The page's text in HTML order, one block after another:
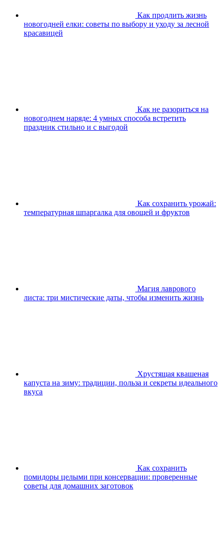
Как продлить жизнь
новогодней елки: советы по выбору и уходу за лесной
красавицей
Как не разориться на
новогоднем наряде: 4 умных способа встретить
праздник стильно и с выгодой
Как сохранить урожай:
температурная шпаргалка для овощей и фруктов
Магия лаврового
листа: три мистические даты, чтобы изменить жизнь
Хрустящая квашеная
капуста на зиму: традиции, польза и секреты идеального
вкуса
Как сохранить
помидоры целыми при консервации: проверенные
советы для домашних заготовок